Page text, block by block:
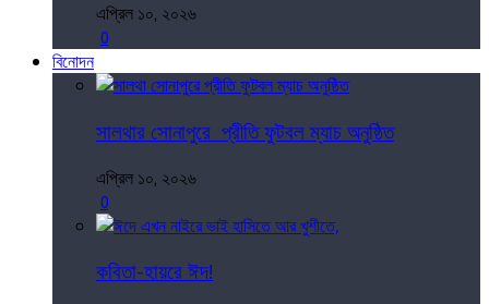
এপ্রিল ১০, ২০২৬
0
বিনোদন
সালথার সোনাপুরে প্রীতি ফুটবল ম্যাচ অনুষ্ঠিত
এপ্রিল ১০, ২০২৬
0
কবিতা-হায়রে ঈদ!